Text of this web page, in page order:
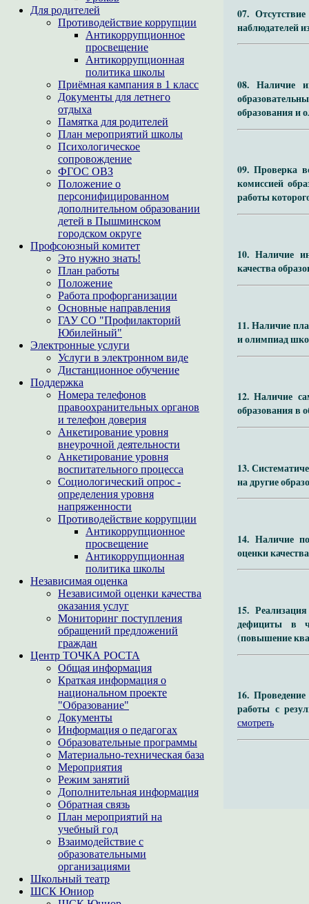
Для родителей
Противодействие коррупции
Антикоррупционное
просвещение
Антикоррупционная
политика школы
Приёмная кампания в 1 класс
Документы для летнего
отдыха
Памятка для родителей
План мероприятий школы
Психологическое
сопровождение
ФГОС ОВЗ
Положение о
персонифицированном
дополнительном образовании
детей в Пышминском
городском округе
Профсоюзный комитет
Это нужно знать!
План работы
Положение
Работа профорганизации
Основные направления
ГАУ СО "Профилакторий
Юбилейный"
Электронные услуги
Услуги в электронном виде
Дистанционное обучение
Поддержка
Номера телефонов
правоохранительных органов
и телефон доверия
Анкетирование уровня
внеурочной деятельности
Анкетирование уровня
воспитательного процесса
Социологический опрос -
определения уровня
напряженности
Противодействие коррупции
Антикоррупционное
просвещение
Антикоррупционная
политика школы
Независимая оценка
Независимой оценки качества
оказания услуг
Мониторинг поступления
обращений предложений
граждан
Центр ТОЧКА РОСТА
Общая информация
Краткая информация о
национальном проекте
"Образование"
Документы
Информация о педагогах
Образовательные программы
Материально-техническая база
Мероприятия
Режим занятий
Дополнительная информация
Обратная связь
План мероприятий на
учебный год
Взаимодействие с
образовательными
организациями
Школьный театр
ШСК Юниор
07.
наблюдателей
08. Наличие
образования и
09. Проверка
комиссией
работы
10. Наличие
качества
11. Наличие
и олимпиад
12. Наличие
образования в
13.
на другие
14. Наличие
оценки
15.
дефициты в
(повышение
16.
работы с
смотреть